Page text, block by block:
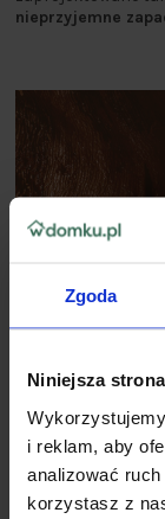
Zgoda
Niniejsza
i reklam, aby
analizować
korzystasz z
nieprzyjemne